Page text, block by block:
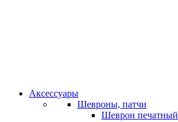
Аксессуары
Шевроны, патчи
Шеврон печатный